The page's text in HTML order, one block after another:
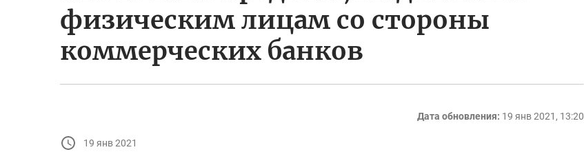
физическим лицам со стороны
коммерческих банков
Дата обновления: 19 янв 2021, 13:20
19 янв 2021